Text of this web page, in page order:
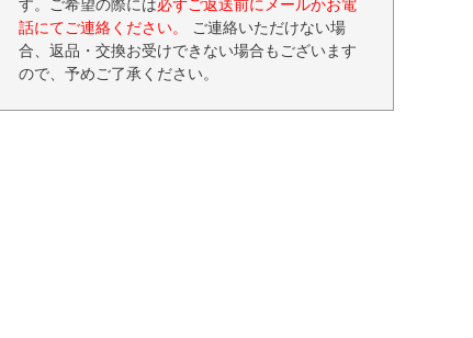
す。ご希望の際には必ずご返送前にメールかお電
話にてご連絡ください。
ご連絡いただけない場
合、返品・交換お受けできない場合もございます
ので、予めご了承ください。